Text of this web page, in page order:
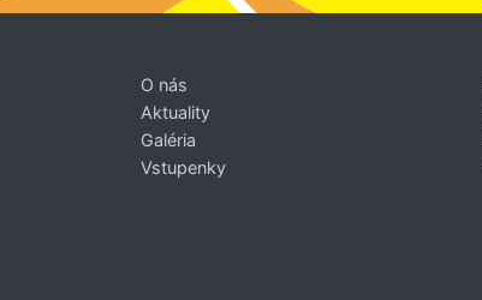
O nás
Aktuality
Galéria
Vstupenky